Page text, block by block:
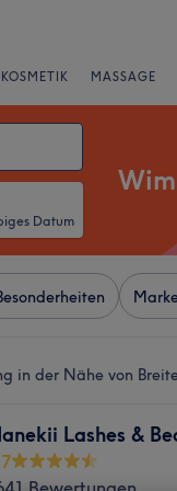
KOSMETIK MASSAGE
Datum
in der Nähe von
Lashes &